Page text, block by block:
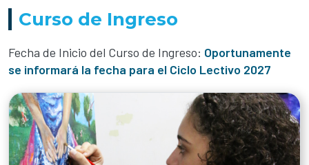
Curso de Ingreso
Fecha de Inicio del Curso de Ingreso: Oportunamente
se informará la fecha para el Ciclo Lectivo 2027